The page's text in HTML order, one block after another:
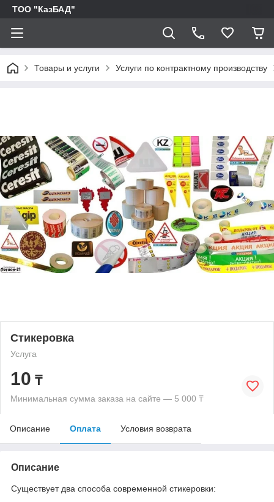
ТОО "КазБАД"
Товары и услуги Услуги по контрактному производству
Стикеровка
Услуга
10 ₸
Минимальная сумма заказа на сайте — 5 000 ₸
Описание Оплата Условия возврата
Описание
Существует два способа современной стикеровки: